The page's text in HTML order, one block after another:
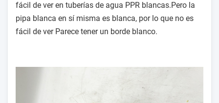
fácil de ver en tuberías de agua PPR blancas.Pero la
pipa blanca en sí misma es blanca, por lo que no es
fácil de ver Parece tener un borde blanco.